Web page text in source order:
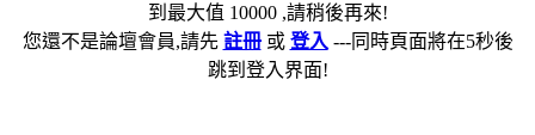
到最大值 10000 ,請稍後再來!
您還不是論壇會員,請先 註冊或 登入 ---同時頁面將在5秒後
跳到登入界面!